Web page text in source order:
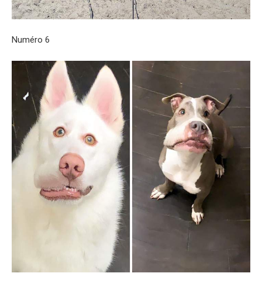
Numéro 6